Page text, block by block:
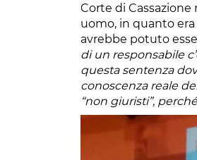
Corte di Cassazione
uomo, in quanto
avrebbe potuto
di un responsabile
questa sentenza
conoscenza reale
“non giuristi”,